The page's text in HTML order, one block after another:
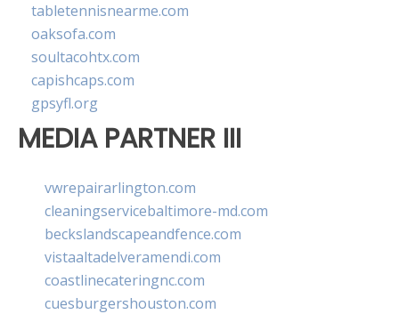
tabletennisnearme.com
oaksofa.com
soultacohtx.com
capishcaps.com
gpsyfl.org
MEDIA PARTNER III
vwrepairarlington.com
cleaningservicebaltimore-md.com
beckslandscapeandfence.com
vistaaltadelveramendi.com
coastlinecateringnc.com
cuesburgershouston.com